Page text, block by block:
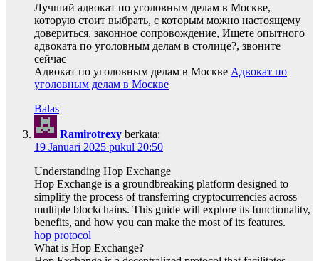
Лучший адвокат по уголовным делам в Москве,
которую стоит выбрать, с которым можно настоящему
довериться, законное сопровождение, Ищете опытного
адвоката по уголовным делам в столице?, звоните
сейчас
Адвокат по уголовным делам в Москве Адвокат по
уголовным делам в Москве
Balas
Ramirotrexy berkata:
19 Januari 2025 pukul 20:50
Understanding Hop Exchange
Hop Exchange is a groundbreaking platform designed to
simplify the process of transferring cryptocurrencies across
multiple blockchains. This guide will explore its functionality,
benefits, and how you can make the most of its features.
hop protocol
What is Hop Exchange?